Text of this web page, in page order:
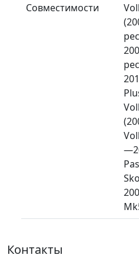
Совместимости
Контакты